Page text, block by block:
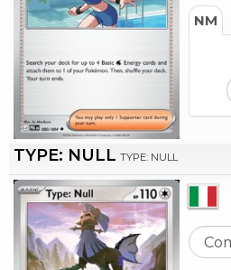
NM
TYPE: NULL TYPE: NULL